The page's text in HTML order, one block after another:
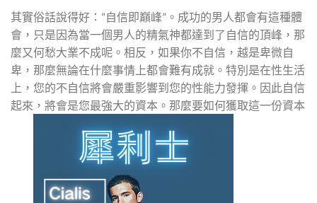
其實俗話說得好：“自信即巔峰”。成功的男人都會有這種體
會，只是因為當一個男人的精氣神都達到了自信的頂峰，那
麼又何愁大業不成呢。相反，如果你不自信，越是卑微自
卑，那麼無論在什麼事情上都會難有成就。特別是在性生活
上，您的不自信將會嚴重影響到您的性能力發揮。因此自信
起來，將會是您最強大的資本。那麼要如何獲取這一份資本